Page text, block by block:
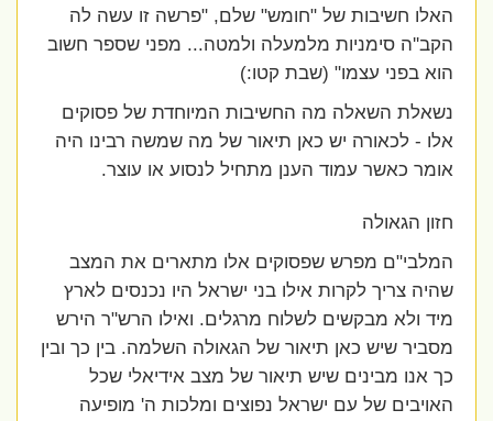
האלו חשיבות של "חומש" שלם, "פרשה זו עשה לה
הקב''ה סימניות מלמעלה ולמטה... מפני שספר חשוב
הוא בפני עצמו" (שבת קטו:)
נשאלת השאלה מה החשיבות המיוחדת של פסוקים
אלו - לכאורה יש כאן תיאור של מה שמשה רבינו היה
אומר כאשר עמוד הענן מתחיל לנסוע או עוצר.
חזון הגאולה
המלבי"ם מפרש שפסוקים אלו מתארים את המצב
שהיה צריך לקרות אילו בני ישראל היו נכנסים לארץ
מיד ולא מבקשים לשלוח מרגלים. ואילו הרש"ר הירש
מסביר שיש כאן תיאור של הגאולה השלמה. בין כך ובין
כך אנו מבינים שיש תיאור של מצב אידיאלי שכל
האויבים של עם ישראל נפוצים ומלכות ה' מופיעה